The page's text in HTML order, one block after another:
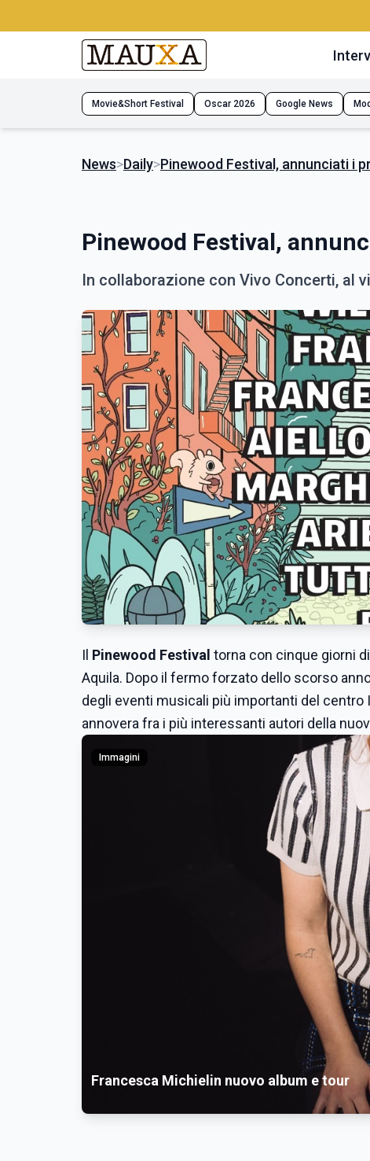
Movie&Short Festival Oscar 2026 Google News
News>Daily>Pinewood Festival, annunciati i
Pinewood Festival,
In collaborazione con Vivo Concerti, al
Il Pinewood Festival torna con cinque giorni
Aquila. Dopo il fermo forzato dello scorso
degli eventi musicali più importanti del centro
annovera fra i più interessanti autori della
Immagini
Francesca Michielin nuovo album e tour